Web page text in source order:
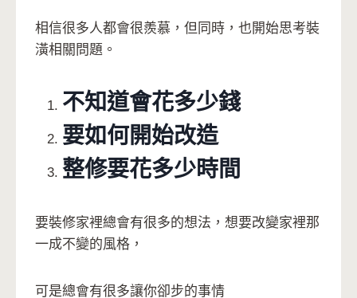
相信很多人都會很羨慕，但同時，也開始思考裝
潢相關問題。
不知道會花多少錢
要如何開始改造
整修要花多少時間
要裝修家裡總會有很多的想法，想要改變家裡那
一成不變的風格，
可是總會有很多讓你卻步的事情